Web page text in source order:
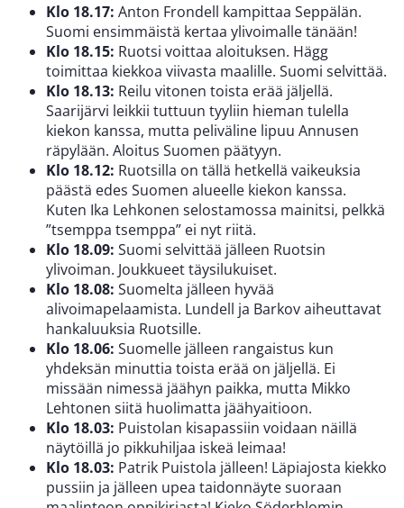
Klo 18.17: Anton Frondell kampittaa Seppälän.
Suomi ensimmäistä kertaa ylivoimalle tänään!
Klo 18.15: Ruotsi voittaa aloituksen. Hägg
toimittaa kiekkoa viivasta maalille. Suomi selvittää.
Klo 18.13: Reilu vitonen toista erää jäljellä.
Saarijärvi leikkii tuttuun tyyliin hieman tulella
kiekon kanssa, mutta peliväline lipuu Annusen
räpylään. Aloitus Suomen päätyyn.
Klo 18.12: Ruotsilla on tällä hetkellä vaikeuksia
päästä edes Suomen alueelle kiekon kanssa.
Kuten Ika Lehkonen selostamossa mainitsi, pelkkä
”tsemppa tsemppa” ei nyt riitä.
Klo 18.09: Suomi selvittää jälleen Ruotsin
ylivoiman. Joukkueet täysilukuiset.
Klo 18.08: Suomelta jälleen hyvää
alivoimapelaamista. Lundell ja Barkov aiheuttavat
hankaluuksia Ruotsille.
Klo 18.06: Suomelle jälleen rangaistus kun
yhdeksän minuttia toista erää on jäljellä. Ei
missään nimessä jäähyn paikka, mutta Mikko
Lehtonen siitä huolimatta jäähyaitioon.
Klo 18.03: Puistolan kisapassiin voidaan näillä
näytöillä jo pikkuhiljaa iskeä leimaa!
Klo 18.03: Patrik Puistola jälleen! Läpiajosta kiekko
pussiin ja jälleen upea taidonnäyte suoraan